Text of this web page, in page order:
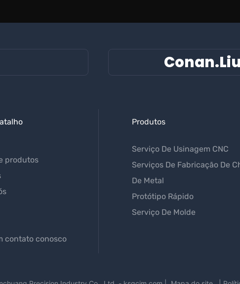
produtos
contato conosco
Produtos
Serviço De Usinagem CNC
Serviços De Fabricação De
De Metal
Protótipo Rápido
Serviço De Molde